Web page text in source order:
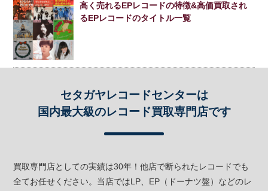
高く売れるEPレコードの特徴&高価買取され
るEPレコードのタイトル一覧
セタガヤレコードセンターは
国内最大級のレコード買取専門店です
買取専門店としての実績は30年！他店で断られたレコードでも
全てお任せください。当店ではLP、EP（ドーナツ盤）などのレ